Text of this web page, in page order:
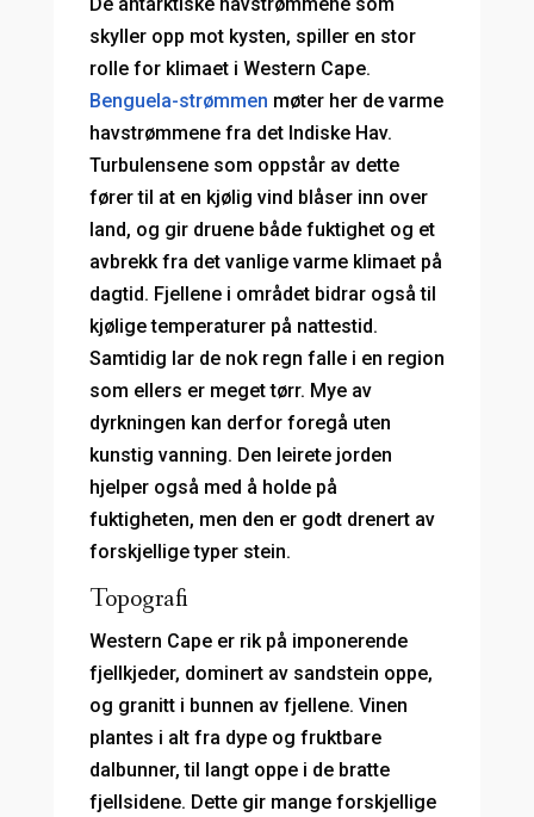
skyller opp mot kysten, spiller en stor
rolle for klimaet i Western Cape.
Benguela-strømmen møter her de varme
havstrømmene fra det Indiske Hav.
Turbulensene som oppstår av dette
fører til at en kjølig vind blåser inn over
land, og gir druene både fuktighet og et
avbrekk fra det vanlige varme klimaet på
dagtid. Fjellene i området bidrar også til
kjølige temperaturer på nattestid.
Samtidig lar de nok regn falle i en region
som ellers er meget tørr. Mye av
dyrkningen kan derfor foregå uten
kunstig vanning. Den leirete jorden
hjelper også med å holde på
fuktigheten, men den er godt drenert av
forskjellige typer stein.
Topografi
Western Cape er rik på imponerende
fjellkjeder, dominert av sandstein oppe,
og granitt i bunnen av fjellene. Vinen
plantes i alt fra dype og fruktbare
dalbunner, til langt oppe i de bratte
fjellsidene. Dette gir mange forskjellige